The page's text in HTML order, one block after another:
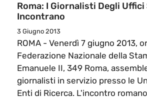
Roma: I Giornalisti Degli Uffici
Incontrano
3 Giugno 2013
ROMA - Venerdì 7 giugno 2013,
Federazione Nazionale della
Emanuele II, 349 Roma,
giornalisti in servizio presso le
Enti di Ricerca. L'incontro